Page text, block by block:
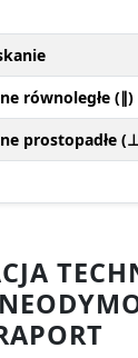
równoległe
prostopadłe